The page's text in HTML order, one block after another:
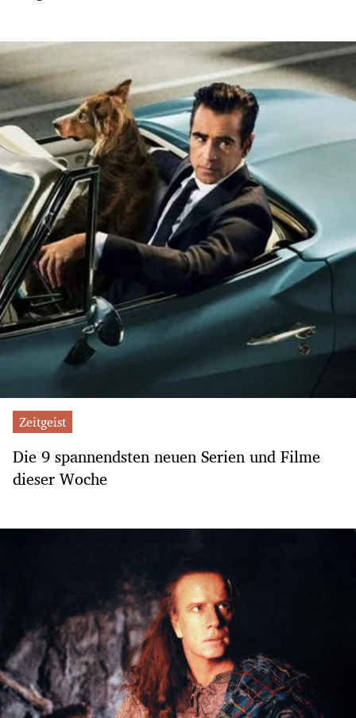
Zeitgeist
Die 9 spannendsten neuen Serien und Filme
dieser Woche